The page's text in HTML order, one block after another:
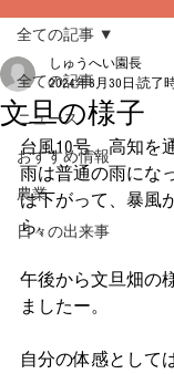
全ての記事
ニュース
おすすめ情報
農業
日々の出来事
全ての記事
文旦の様子
しゅうへい園長
2024年8月30日 読了
台風10号、高知を
雨は普通の雨にな
は下がって、暴風
ら、
午後から文旦畑の
ましたー。
自分の体感として